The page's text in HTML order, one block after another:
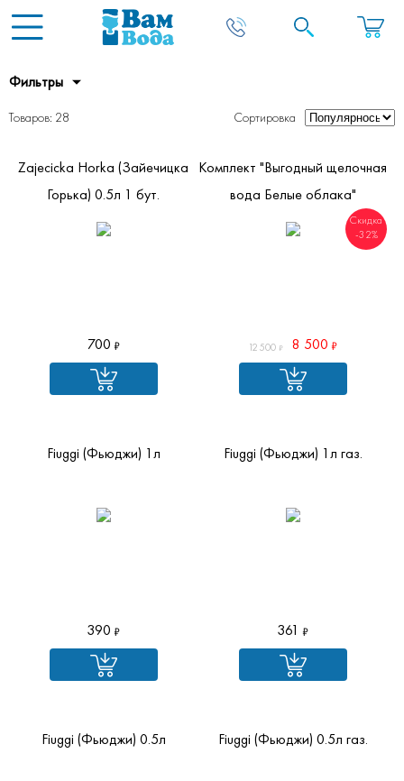
Фильтры
Товаров: 28 Сортировка
Zajecicka Horka (Зайечицка
Горька) 0.5л 1 бут.
700
Комплект "Выгодный щелочная
вода Белые облака"
12 500 8 500
Скидка
-32%
Fiuggi (Фьюджи) 1л
390
Fiuggi (Фьюджи) 1л газ.
361
Fiuggi (Фьюджи) 0.5л Fiuggi (Фьюджи) 0.5л газ.